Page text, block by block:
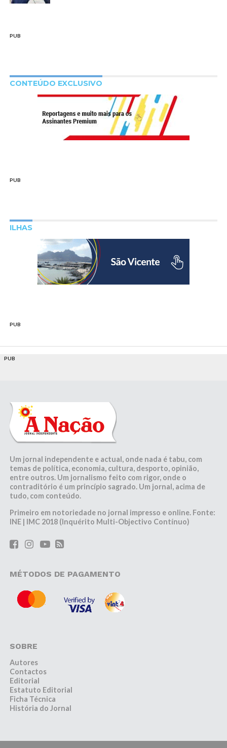
PUB
CONTEÚDO EXCLUSIVO
PUB
ILHAS
PUB
PUB
Um jornal independente e actual, onde nada é tabu, com
temas de política, economia, cultura, desporto, opinião,
entre outros. Um jornalismo feito com rigor, onde o
contraditório é um princípio sagrado. Um jornal, acima de
tudo, com conteúdo.
Primeiro em notoriedade no jornal impresso e online. Fonte:
INE | IMC 2018 (Inquérito Multi-Objectivo Contínuo)
MÉTODOS DE PAGAMENTO
SOBRE
Autores
Contactos
Editorial
Estatuto Editorial
Ficha Técnica
História do Jornal